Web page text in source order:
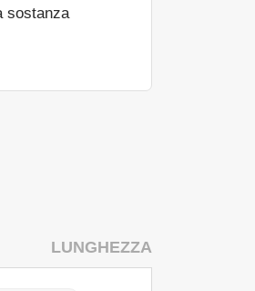
sostanza
LUNGHEZZA